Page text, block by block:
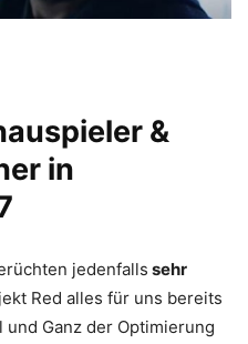
&
in
jedenfalls sehr
Red alles für uns bereits
und Ganz der Optimierung